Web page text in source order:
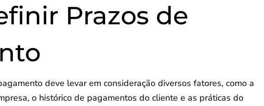
Prazos de
deve levar em consideração diversos fatores, como a
o histórico de pagamentos do cliente e as práticas do